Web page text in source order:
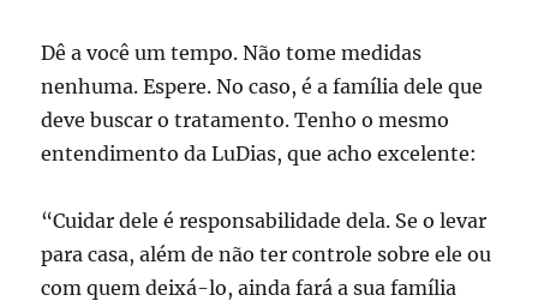
Dê a você um tempo. Não tome medidas
nenhuma. Espere. No caso, é a família dele que
deve buscar o tratamento. Tenho o mesmo
entendimento da LuDias, que acho excelente:
“Cuidar dele é responsabilidade dela. Se o levar
para casa, além de não ter controle sobre ele ou
com quem deixá-lo, ainda fará a sua família